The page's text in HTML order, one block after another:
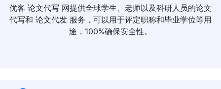
优客 论文代写 网提供全球学生、老师以及科研人员的论文
代写和 论文代发 服务，可以用于评定职称和毕业学位等用
途，100%确保安全性。